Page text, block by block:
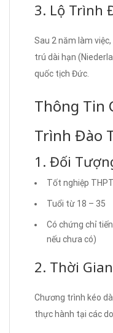
3. Lộ Trình
Sau 2 năm làm
trú dài hạn
quốc tịch Đức.
Thông Tin
Trình Đào
1. Đối
Tốt nghiệp
Tuổi từ 18 – 35
Có chứng chỉ
nếu chưa có)
2. Thời
Chương trình kéo
thực hành tại các